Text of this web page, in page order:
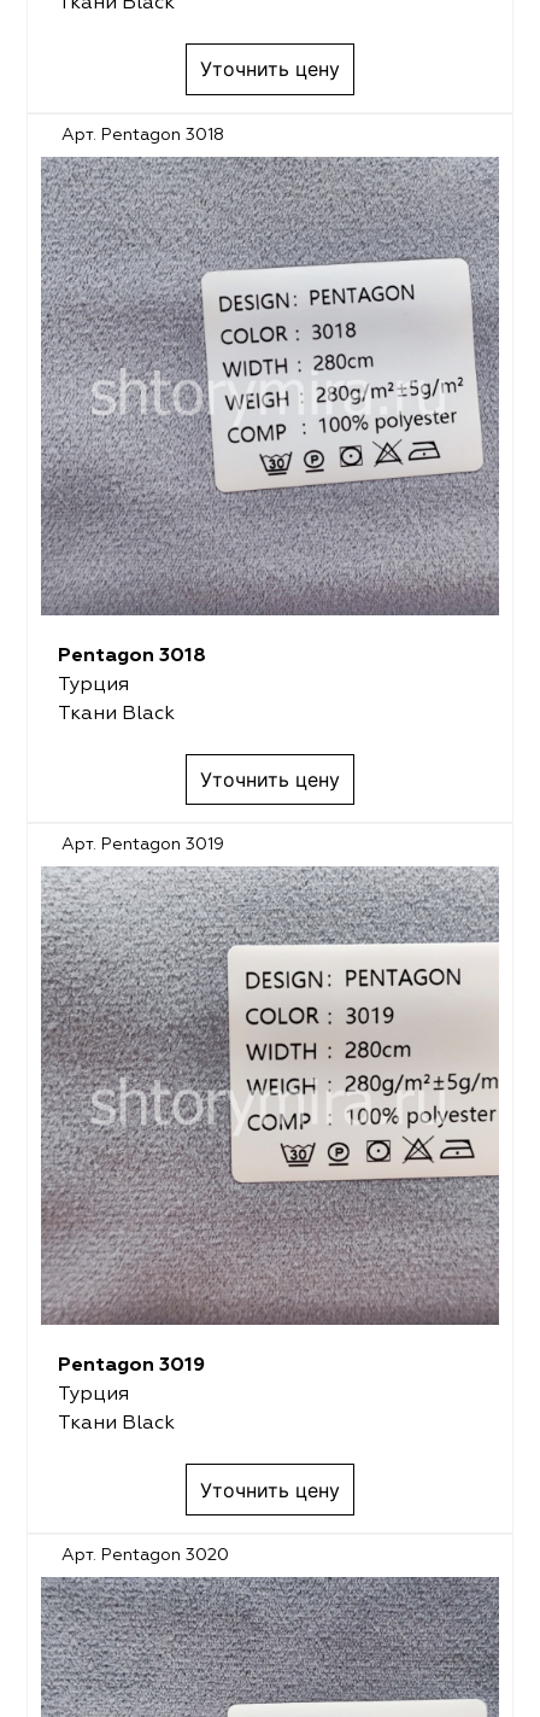
Уточнить цену
Арт. Pentagon 3018
Pentagon 3018
Турция
Ткани Black
Уточнить цену
Арт. Pentagon 3019
Pentagon 3019
Турция
Ткани Black
Уточнить цену
Арт. Pentagon 3020